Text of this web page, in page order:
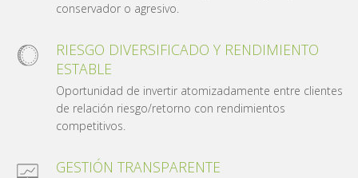
conservador o agresivo.
RIESGO DIVERSIFICADO Y RENDIMIENTO
ESTABLE
Oportunidad de invertir atomizadamente entre clientes
de relación riesgo/retorno con rendimientos
competitivos.
GESTIÓN TRANSPARENTE